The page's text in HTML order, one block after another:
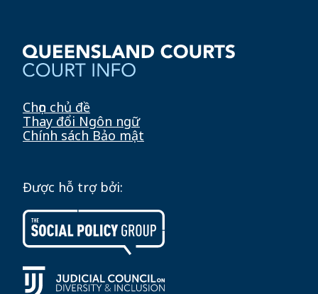
Chọn chủ đề
Thay đổi Ngôn ngữ
Chính sách Bảo mật
Được hỗ trợ bởi: